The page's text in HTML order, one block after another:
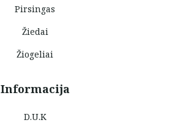
Pirsingas
Žiedai
Žiogeliai
Informacija
D.U.K